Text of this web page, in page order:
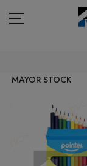
PAPELERÍA
CAFETERÍA